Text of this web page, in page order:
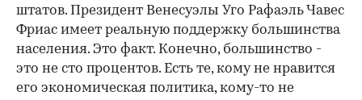
штатов. Президент Венесуэлы Уго Рафаэль Чавес
Фриас имеет реальную поддержку большинства
населения. Это факт. Конечно, большинство -
это не сто процентов. Есть те, кому не нравится
его экономическая политика, кому-то не